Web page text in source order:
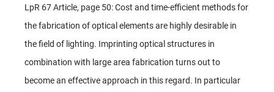
LpR 67 Article, page 50: Cost and time-efficient methods for
the fabrication of optical elements are highly desirable in
the field of lighting. Imprinting optical structures in
combination with large area fabrication turns out to
become an effective approach in this regard. In particular